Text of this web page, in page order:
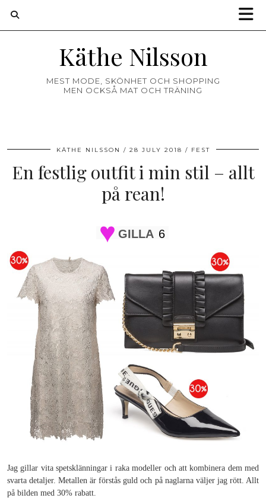
Käthe Nilsson
MEST MODE, SKÖNHET OCH SHOPPING
MEN OCKSÅ MAT OCH TRÄNING
KÄTHE NILSSON 28 JULY 2018 FEST
En festlig outfit i min stil – allt
på rean!
GILLA 6
Jag gillar vita spetsklänningar i raka modeller och att kombinera dem med
svarta detaljer. Metallen är förstås guld och på naglarna väljer jag rött. Allt
på bilden med 30% rabatt.